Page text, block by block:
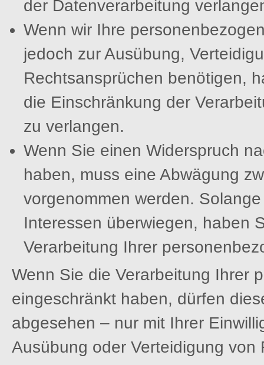
der Datenverarbeitung
Wenn wir Ihre
jedoch zur Ausübung,
Rechtsansprüchen benötigen,
die Einschränkung der
zu verlangen.
Wenn Sie einen Widerspruch
haben, muss eine Abwägung
vorgenommen werden.
Interessen überwiegen, haben
Verarbeitung Ihrer
Wenn Sie die Verarbeitung Ihrer
eingeschränkt haben, dürfen
abgesehen – nur mit Ihrer
Ausübung oder Verteidigung